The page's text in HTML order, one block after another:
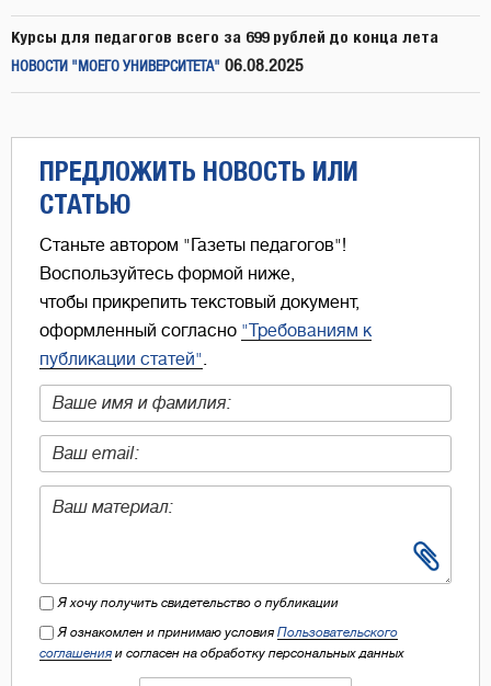
Курсы для педагогов всего за 699 рублей до конца лета
НОВОСТИ "МОЕГО УНИВЕРСИТЕТА" 06.08.2025
ПРЕДЛОЖИТЬ НОВОСТЬ ИЛИ
СТАТЬЮ
Станьте автором "Газеты педагогов"!
Воспользуйтесь формой ниже,
чтобы прикрепить текстовый документ,
оформленный согласно "Требованиям к
публикации статей".
Я хочу получить свидетельство о публикации
Я ознакомлен и принимаю условия Пользовательского
соглашения и согласен на обработку персональных данных